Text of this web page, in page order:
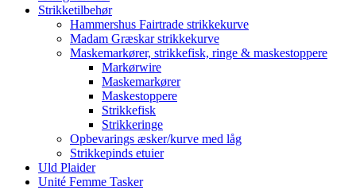
Strikketilbehør
Hammershus Fairtrade strikkekurve
Madam Græskar strikkekurve
Maskemarkører, strikkefisk, ringe & maskestoppere
Markørwire
Maskemarkører
Maskestoppere
Strikkefisk
Strikkeringe
Opbevarings æsker/kurve med låg
Strikkepinds etuier
Uld Plaider
Unité Femme Tasker